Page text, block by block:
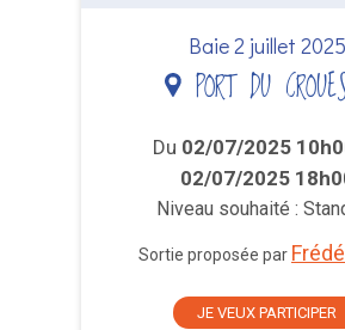
Baie 2 juillet 2025
PORT DU
Du 02/07/2025
02/07/2025
Niveau souhaité :
Sortie proposée par
JE VEUX PARTICIPER